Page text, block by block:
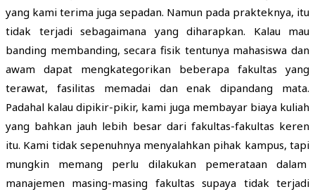
yang kami terima juga sepadan. Namun pada prakteknya, itu
tidak terjadi sebagaimana yang diharapkan. Kalau mau
banding membanding, secara fisik tentunya mahasiswa dan
awam dapat mengkategorikan beberapa fakultas yang
terawat, fasilitas memadai dan enak dipandang mata.
Padahal kalau dipikir-pikir, kami juga membayar biaya kuliah
yang bahkan jauh lebih besar dari fakultas-fakultas keren
itu. Kami tidak sepenuhnya menyalahkan pihak kampus, tapi
mungkin memang perlu dilakukan pemerataan dalam
manajemen masing-masing fakultas supaya tidak terjadi